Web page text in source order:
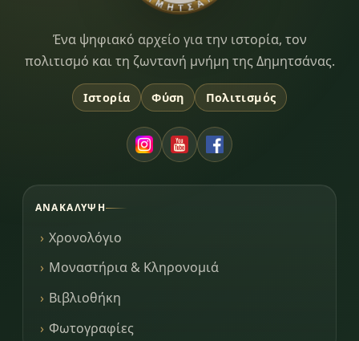
Dimitsana.gr
Ένα ψηφιακό αρχείο για την ιστορία, τον
πολιτισμό και τη ζωντανή μνήμη της Δημητσάνας.
Ιστορία Φύση Πολιτισμός
ΑΝΑΚΆΛΥΨΗ
Χρονολόγιο
Μοναστήρια & Κληρονομιά
Βιβλιοθήκη
Φωτογραφίες